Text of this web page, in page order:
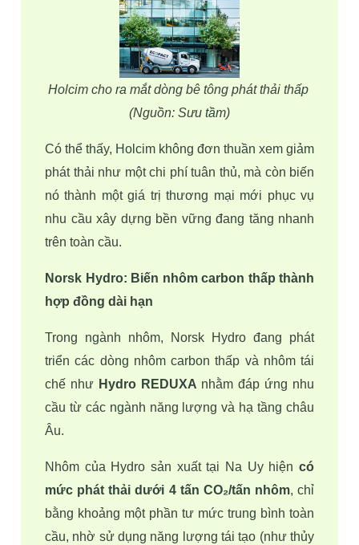
Holcim cho ra mắt dòng bê tông phát thải thấp
(Nguồn: Sưu tầm)
Có thể thấy, Holcim không đơn thuần xem giảm
phát thải như một chi phí tuân thủ, mà còn biến
nó thành một giá trị thương mại mới phục vụ
nhu cầu xây dựng bền vững đang tăng nhanh
trên toàn cầu.
Norsk Hydro: Biến nhôm carbon thấp thành
hợp đồng dài hạn
Trong ngành nhôm, Norsk Hydro đang phát
triển các dòng nhôm carbon thấp và nhôm tái
chế như Hydro REDUXA nhằm đáp ứng nhu
cầu từ các ngành năng lượng và hạ tầng châu
Âu.
Nhôm của Hydro sản xuất tại Na Uy hiện có
mức phát thải dưới 4 tấn CO₂/tấn nhôm, chỉ
bằng khoảng một phần tư mức trung bình toàn
cầu, nhờ sử dụng năng lượng tái tạo (như thủy